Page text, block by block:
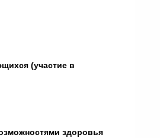
(участие в
здоровья